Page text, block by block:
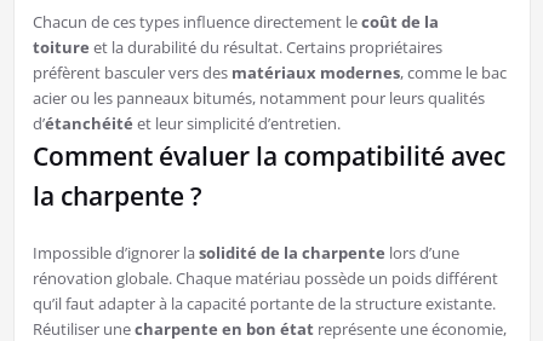
Chacun de ces types influence directement lecoût de la
toiture et la durabilité du résultat. Certains propriétaires
préfèrent basculer vers des matériaux modernes, comme le bac
acier ou les panneaux bitumés, notamment pour leurs qualités
d’étanchéité et leur simplicité d’entretien.
Comment évaluer la compatibilité avec
la charpente ?
Impossible d’ignorer lasolidité de la charpente lors d’une
rénovation globale. Chaque matériau possède un poids différent
qu’il faut adapter à la capacité portante de la structure existante.
Réutiliser unecharpente en bon étatreprésente une économie,